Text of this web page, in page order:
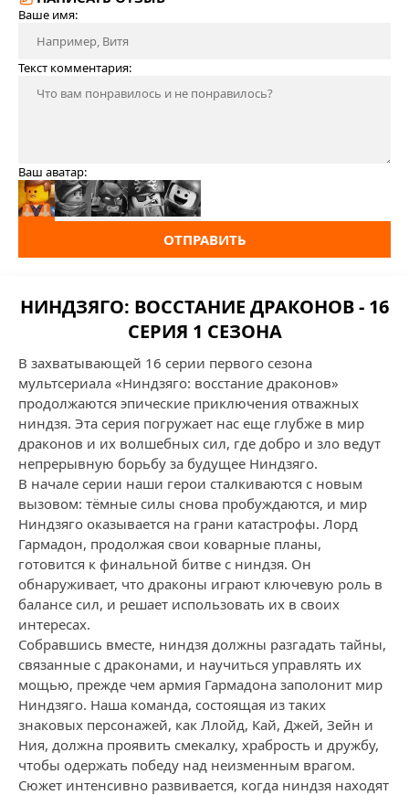
Ваше имя:
Текст комментария:
Ваш аватар:
ОТПРАВИТЬ
НИНДЗЯГО: ВОССТАНИЕ ДРАКОНОВ - 16
СЕРИЯ 1 СЕЗОНА
В захватывающей 16 серии первого сезона
мультсериала «Ниндзяго: восстание драконов»
продолжаются эпические приключения отважных
ниндзя. Эта серия погружает нас еще глубже в мир
драконов и их волшебных сил, где добро и зло ведут
непрерывную борьбу за будущее Ниндзяго.
В начале серии наши герои сталкиваются с новым
вызовом: тёмные силы снова пробуждаются, и мир
Ниндзяго оказывается на грани катастрофы. Лорд
Гармадон, продолжая свои коварные планы,
готовится к финальной битве с ниндзя. Он
обнаруживает, что драконы играют ключевую роль в
балансе сил, и решает использовать их в своих
интересах.
Собравшись вместе, ниндзя должны разгадать тайны,
связанные с драконами, и научиться управлять их
мощью, прежде чем армия Гармадона заполонит мир
Ниндзяго. Наша команда, состоящая из таких
знаковых персонажей, как Ллойд, Кай, Джей, Зейн и
Ния, должна проявить смекалку, храбрость и дружбу,
чтобы одержать победу над неизменным врагом.
Сюжет интенсивно развивается, когда ниндзя находят